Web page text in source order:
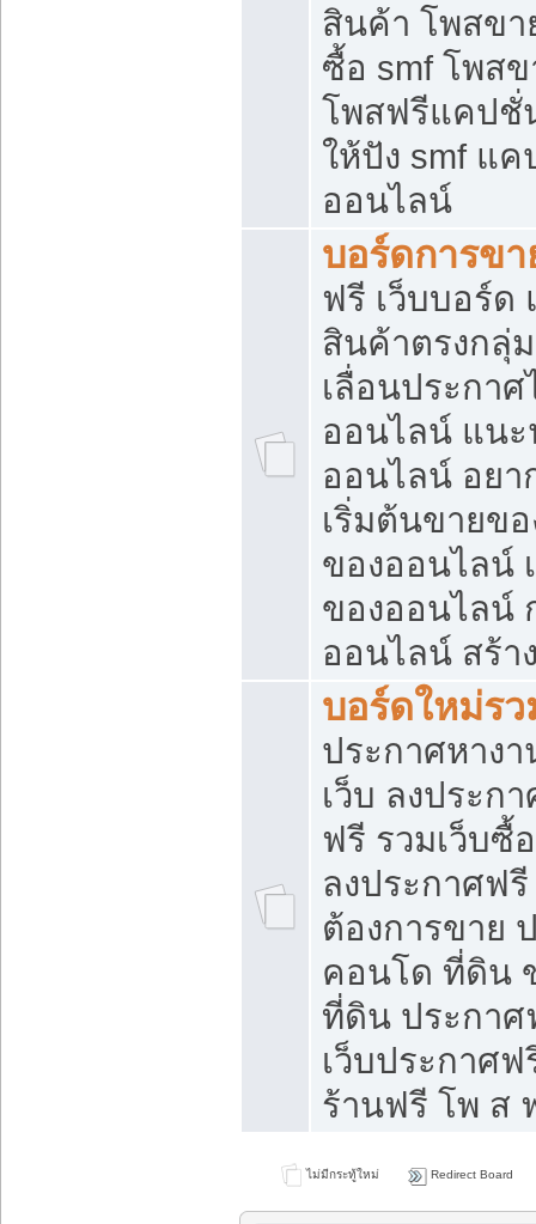
สินค้า โพสขา
ซื้อ smf โพส
โพสฟรีแคปชั่
ให้ปัง smf แ
ออนไลน์
บอร์ดการข
ฟรี เว็บบอร์ด
สินค้าตรงกลุ่
เลื่อนประกา
ออนไลน์ แนะ
ออนไลน์ อย
เริ่มต้นขายข
ของออนไลน์
ของออนไลน์
ออนไลน์ สร้า
บอร์ดใหม่ร
ประกาศหาง
เว็บ ลงประก
ฟรี รวมเว็บซื้
ลงประกาศฟ
ต้องการขาย
คอนโด ที่ดิน
ที่ดิน ประกา
เว็บประกาศ
ร้านฟรี โพ ส
ไม่มีกระทู้ใหม่ Redirect Board